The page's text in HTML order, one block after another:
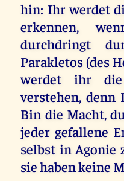
hin: Ihr werdet
erkennen,
durchdringt
Parakletos (des
werdet ihr
verstehen, denn
Bin die Macht,
jeder gefallene
selbst in Agonie
sie haben keine